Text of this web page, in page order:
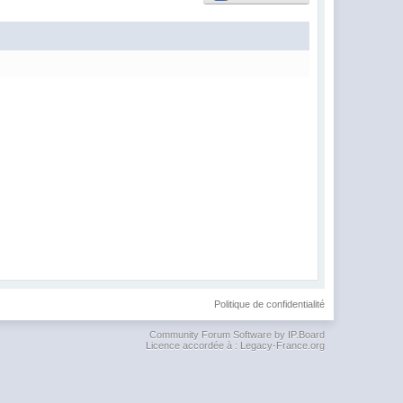
Politique de confidentialité
Community Forum Software by IP.Board
Licence accordée à : Legacy-France.org